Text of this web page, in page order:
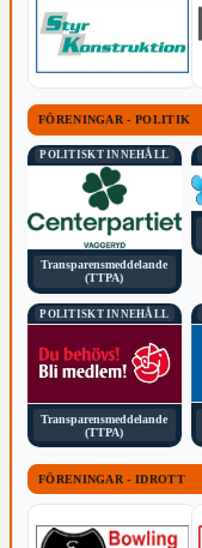
FÖRENINGAR - POLITIK
POLITISKT INNEHÅLL
Transparensmeddelande
(TTPA)
POLITISKT INNEHÅLL
Transparensmeddelande
(TTPA)
FÖRENINGAR - IDROTT